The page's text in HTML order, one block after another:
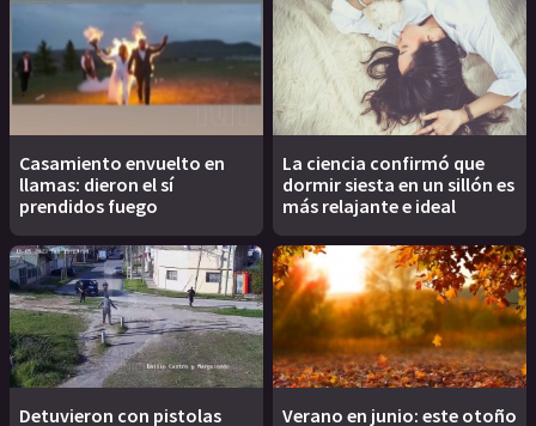
Casamiento envuelto en
llamas: dieron el sí
prendidos fuego
La ciencia confirmó que
dormir siesta en un sillón es
más relajante e ideal
Detuvieron con pistolas
Verano en junio: este otoño